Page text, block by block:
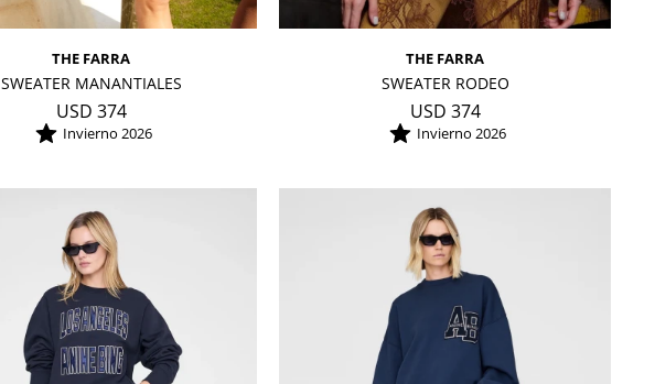
THE FARRA
SWEATER MANANTIALES
USD 374
Invierno 2026
THE FARRA
SWEATER RODEO
USD 374
Invierno 2026